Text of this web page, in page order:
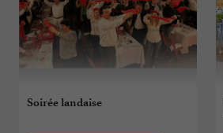
Soirée landaise